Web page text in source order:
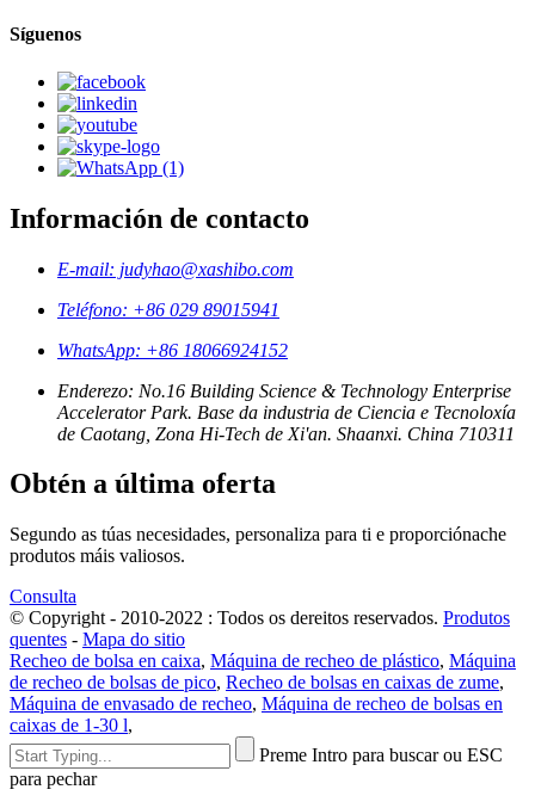
Síguenos
Información de contacto
E-mail: judyhao@xashibo.com
Teléfono: +86 029 89015941
WhatsApp: +86 18066924152
Enderezo: No.16 Building Science & Technology Enterprise
Accelerator Park. Base da industria de Ciencia e Tecnoloxía
de Caotang, Zona Hi-Tech de Xi'an. Shaanxi. China 710311
Obtén a última oferta
Segundo as túas necesidades, personaliza para ti e proporciónache
produtos máis valiosos.
Consulta
© Copyright - 2010-2022 : Todos os dereitos reservados. Produtos
quentes - Mapa do sitio
Recheo de bolsa en caixa, Máquina de recheo de plástico, Máquina
de recheo de bolsas de pico, Recheo de bolsas en caixas de zume,
Máquina de envasado de recheo, Máquina de recheo de bolsas en
caixas de 1-30 l,
Preme Intro para buscar ou ESC
para pechar